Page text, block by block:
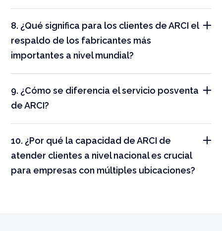
8. ¿Qué significa para los clientes de ARCI el
respaldo de los fabricantes más
importantes a nivel mundial?
9. ¿Cómo se diferencia el servicio posventa
de ARCI?
10. ¿Por qué la capacidad de ARCI de
atender clientes a nivel nacional es crucial
para empresas con múltiples ubicaciones?